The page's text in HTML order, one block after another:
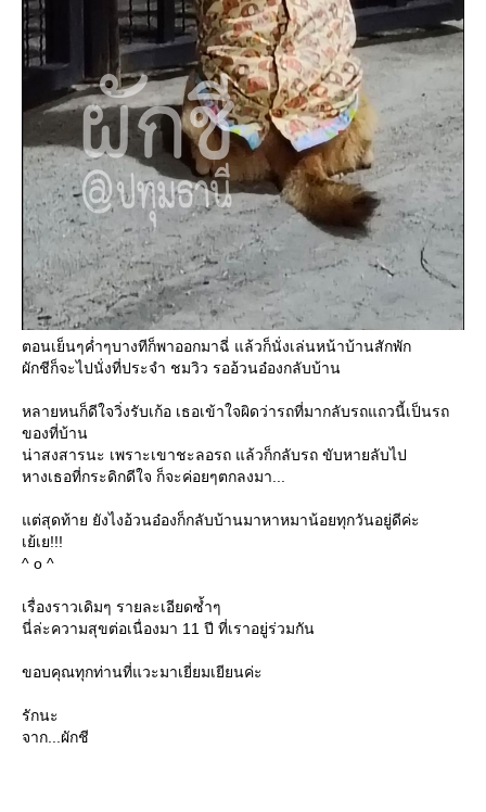
ตอนเย็นๆค่ำๆบางทีก็พาออกมาฉี่ แล้วก็นั่งเล่นหน้าบ้านสักพัก
ผักชีก็จะไปนั่งที่ประจำ ชมวิว รออ้วนอ๋องกลับบ้าน
หลายหนก็ดีใจวิ่งรับเก้อ เธอเข้าใจผิดว่ารถที่มากลับรถแถวนี้เป็นรถ
ของที่บ้าน
น่าสงสารนะ เพราะเขาชะลอรถ แล้วก็กลับรถ ขับหายลับไป
หางเธอที่กระดิกดีใจ ก็จะค่อยๆตกลงมา...
ต่สุดท้าย ยังไงอ้วนอ๋องก็กลับบ้านมาหาหมาน้อยทุกวันอยู่ดีค่ะ
เย้เย!!!
^ o ^
เรื่องราวเดิมๆ รายละเอียดซ้ำๆ
นี่ล่ะความสุขต่อเนื่องมา 11 ปี ที่เราอยู่ร่วมกัน
ขอบคุณทุกท่านที่แวะมาเยี่ยมเยียนค่ะ
รักนะ
จาก...ผักชี